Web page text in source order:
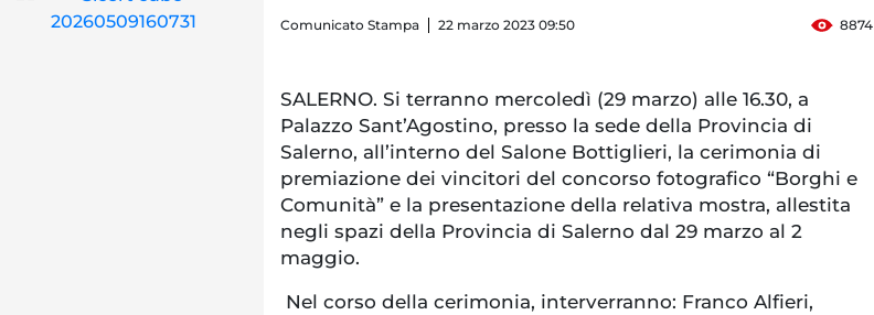
Comunicato Stampa 22 marzo 2023 09:50 8874
SALERNO. Si terranno mercoledì (29 marzo) alle 16.30, a
Palazzo Sant’Agostino, presso la sede della Provincia di
Salerno, all’interno del Salone Bottiglieri, la cerimonia di
premiazione dei vincitori del concorso fotografico “Borghi e
Comunità” e la presentazione della relativa mostra, allestita
negli spazi della Provincia di Salerno dal 29 marzo al 2
maggio.
Nel corso della cerimonia, interverranno: Franco Alfieri,